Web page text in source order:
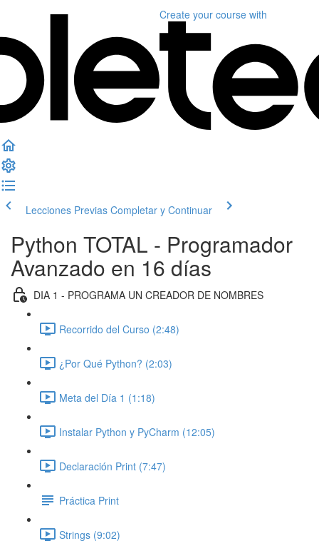
Create your course with
Lecciones Previas Completar y Continuar
Python TOTAL - Programador
Avanzado en 16 días
DIA 1 - PROGRAMA UN CREADOR DE NOMBRES
Recorrido del Curso (2:48)
¿Por Qué Python? (2:03)
Meta del Día 1 (1:18)
Instalar Python y PyCharm (12:05)
Declaración Print (7:47)
Práctica Print
Strings (9:02)